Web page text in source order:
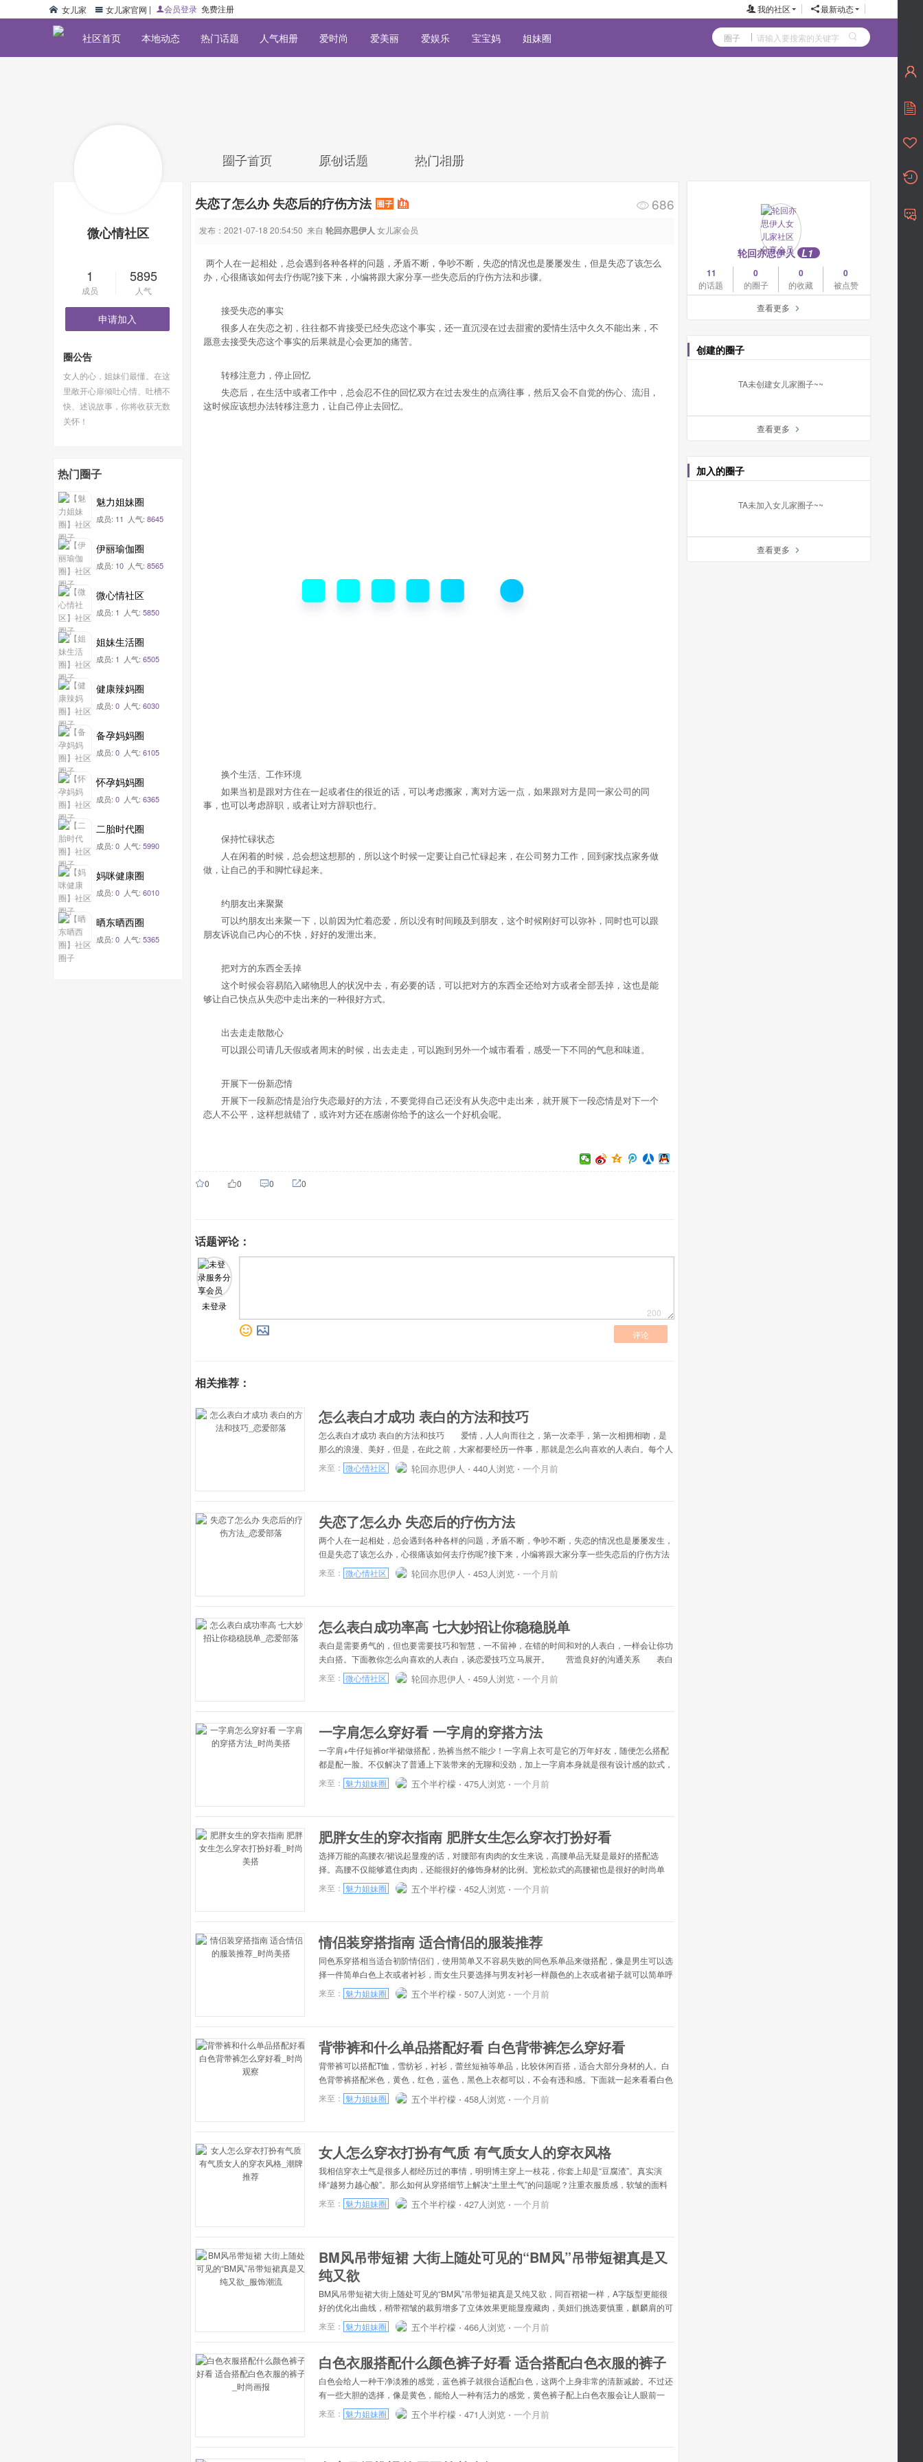
两个人在一起相处，总会遇到各种各样的问题，矛盾不断，争吵不断，失恋的情况也是屡屡发生，但是失恋了该怎么办，心很痛该如何去疗伤呢?接下来，小编将跟大家分享一些失恋后的疗伤方法和步骤。 接受失恋的事实
失恋了怎么办失恋后的疗伤方法_微心情_恋爱部落【微心情社区】
女儿家 女儿家官网 | 会员登录 免费注册 我的社区 最新动态
圈子
社区首页 本地动态 热门话题 人气相册 爱时尚 爱美丽 爱娱乐 宝宝妈 姐妹圈
圈子首页 原创话题 热门相册
微心情社区
1
成员
5895
人气
申请加入
圈公告
女人的心，姐妹们最懂。在这
里敞开心扉倾吐心情、吐槽不
快、述说故事，你将收获无数
关怀！
热门圈子
魅力姐妹圈
成员: 11 人气: 8645
伊丽瑜伽圈
成员: 10 人气: 8565
微心情社区
成员: 1 人气: 5850
姐妹生活圈
成员: 1 人气: 6505
健康辣妈圈
成员: 0 人气: 6030
备孕妈妈圈
成员: 0 人气: 6105
怀孕妈妈圈
成员: 0 人气: 6365
二胎时代圈
成员: 0 人气: 5990
妈咪健康圈
成员: 0 人气: 6010
晒东晒西圈
成员: 0 人气: 5365
失恋了怎么办 失恋后的疗伤方法 686
发布：2021-07-18 20:54:50 来自 轮回亦思伊人 女儿家会员
两个人在一起相处，总会遇到各种各样的问题，矛盾不断，争吵不断，失恋的情况也是屡屡发生，但是失恋了该怎么
办，心很痛该如何去疗伤呢?接下来，小编将跟大家分享一些失恋后的疗伤方法和步骤。
接受失恋的事实
很多人在失恋之初，往往都不肯接受已经失恋这个事实，还一直沉浸在过去甜蜜的爱情生活中久久不能出来，不
愿意去接受失恋这个事实的后果就是心会更加的痛苦。
转移注意力，停止回忆
失恋后，在生活中或者工作中，总会忍不住的回忆双方在过去发生的点滴往事，然后又会不自觉的伤心、流泪，
这时候应该想办法转移注意力，让自己停止去回忆。
换个生活、工作环境
如果当初是跟对方住在一起或者住的很近的话，可以考虑搬家，离对方远一点，如果跟对方是同一家公司的同
事，也可以考虑辞职，或者让对方辞职也行。
保持忙碌状态
人在闲着的时候，总会想这想那的，所以这个时候一定要让自己忙碌起来，在公司努力工作，回到家找点家务做
做，让自己的手和脚忙碌起来。
约朋友出来聚聚
可以约朋友出来聚一下，以前因为忙着恋爱，所以没有时间顾及到朋友，这个时候刚好可以弥补，同时也可以跟
朋友诉说自己内心的不快，好好的发泄出来。
把对方的东西全丢掉
这个时候会容易陷入睹物思人的状况中去，有必要的话，可以把对方的东西全还给对方或者全部丢掉，这也是能
够让自己快点从失恋中走出来的一种很好方式。
出去走走散散心
可以跟公司请几天假或者周末的时候，出去走走，可以跑到另外一个城市看看，感受一下不同的气息和味道。
开展下一份新恋情
开展下一段新恋情是治疗失恋最好的方法，不要觉得自己还没有从失恋中走出来，就开展下一段恋情是对下一个
恋人不公平，这样想就错了，或许对方还在感谢你给予的这么一个好机会呢。
û0 ñ0 0 0
话题评论：
未登录
200
评论
o p
相关推荐：
怎么表白才成功 表白的方法和技巧
怎么表白才成功 表白的方法和技巧 爱情，人人向而往之，第一次牵手，第一次相拥相吻，是
那么的浪漫、美好，但是，在此之前，大家都要经历一件事，那就是怎么向喜欢的人表白。每个人
的性格爱好不同，所以怎么向喜欢的人表白不可能千篇一律，所以没有最好的表白，只有最合适的
表白。针对自己及对方的情况，可以采取不同的方法和技巧。 找准时机 表白切忌一副张飞
来至： 微心情社区 轮回亦思伊人 ⋅ 440人浏览 ⋅ 一个月前
失恋了怎么办 失恋后的疗伤方法
两个人在一起相处，总会遇到各种各样的问题，矛盾不断，争吵不断，失恋的情况也是屡屡发生，
但是失恋了该怎么办，心很痛该如何去疗伤呢?接下来，小编将跟大家分享一些失恋后的疗伤方法
和步骤。 接受失恋的事实 很多人在失恋之初，往往都不肯接受已经失恋这个事实，还一直
沉浸在过去甜蜜的爱情生活中久久不能出来，不愿意去接受失恋这个事实的后果就是心会更加的痛
来至： 微心情社区 轮回亦思伊人 ⋅ 453人浏览 ⋅ 一个月前
怎么表白成功率高 七大妙招让你稳稳脱单
表白是需要勇气的，但也要需要技巧和智慧，一不留神，在错的时间和对的人表白，一样会让你功
夫白搭。下面教你怎么向喜欢的人表白，谈恋爱技巧立马展开。 营造良好的沟通关系 表白
之前需要与喜欢的人建立一个良好的沟通，那么怎么去建立沟通关系呢?比如通过QQ、电话、平时
聊天等方式，如果彼此沟通的时候对方总是爱理不理的，那么你就不要急于表白了，估计功的几率
来至： 微心情社区 轮回亦思伊人 ⋅ 459人浏览 ⋅ 一个月前
一字肩怎么穿好看 一字肩的穿搭方法
一字肩+牛仔短裤or半裙做搭配，热裤当然不能少！一字肩上衣可是它的万年好友，随便怎么搭配
都是配一脸。不仅解决了普通上下装带来的无聊和没劲，加上一字肩本身就是很有设计感的款式，
无需过多考虑单品搭配就已经非常吸睛了！虽然露脐一字肩很好看，但是没有马甲线多少还差点意
思。不过也不用担心，针对宽大的衬衫款式，经典的上衣塞进裤子里的穿法也同样适用哦，唉，谁
来至： 魅力姐妹圈 五个半柠檬 ⋅ 475人浏览 ⋅ 一个月前
肥胖女生的穿衣指南 肥胖女生怎么穿衣打扮好看
选择万能的高腰衣/裙说起显瘦的话，对腰部有肉肉的女生来说，高腰单品无疑是最好的搭配选
择。高腰不仅能够遮住肉肉，还能很好的修饰身材的比例。宽松款式的高腰裙也是很好的时尚单
品，能够让很多女生多余肉肉隐形起来。显瘦的裤子即使是一个胖女人，在穿衣搭配上，也要保持
着自己的风格。黑色是永恒的显瘦颜色，黑色的裤子/丝袜！你的衣橱有没有一条呢？简约的服装
来至： 魅力姐妹圈 五个半柠檬 ⋅ 452人浏览 ⋅ 一个月前
情侣装穿搭指南 适合情侣的服装推荐
同色系穿搭相当适合初阶情侣们，使用简单又不容易失败的同色系单品来做搭配，像是男生可以选
择一件简单白色上衣或者衬衫，而女生只要选择与男友衬衫一样颜色的上衣或者裙子就可以简单呼
应。女生想要穿上粉红色小洋装与男友搭配，运用一点同色系搭配，男友也可以尝试这种色系，能
迎合女友想要低调示爱的少女心。上衣下身颠倒穿搭使用色系颠倒的方式来做搭配看似不经意其实
来至： 魅力姐妹圈 五个半柠檬 ⋅ 507人浏览 ⋅ 一个月前
背带裤和什么单品搭配好看 白色背带裤怎么穿好看
背带裤可以搭配T恤，雪纺衫，衬衫，蕾丝短袖等单品，比较休闲百搭，适合大部分身材的人。白
色背带裤搭配米色，黄色，红色，蓝色，黑色上衣都可以，不会有违和感。下面就一起来看看白色
背带裤怎么搭配吧！黑色T恤要说最百搭的颜色非黑色莫属，黑色T恤简单又显瘦，搭配一条白色背
带裤正合适。浅蓝色圆领卫衣圆领卫衣相比于连帽卫衣款式更加简单一些，春秋季的时候用浅蓝色
来至： 魅力姐妹圈 五个半柠檬 ⋅ 458人浏览 ⋅ 一个月前
女人怎么穿衣打扮有气质 有气质女人的穿衣风格
我相信穿衣土气是很多人都经历过的事情，明明博主穿上一枝花，你套上却是“豆腐渣”。真实演
绎“越努力越心酸”。那么如何从穿搭细节上解决“土里土气”的问题呢？注重衣服质感，软皱的面料
显廉价：首先尽量避免面料宜皱、易变形的衣服，即使款式再好看，我们普通人穿上也容易像丐帮
长老。要是身材再差点，基本上是“腊肉身上挂”。所以穿衣服要抛弃廉价的单品。衣服颜色饱和度
来至： 魅力姐妹圈 五个半柠檬 ⋅ 427人浏览 ⋅ 一个月前
BM风吊带短裙 大街上随处可见的“BM风”吊带短裙真是又
纯又欲
BM风吊带短裙大街上随处可见的“BM风”吊带短裙真是又纯又欲，同百褶裙一样，A字版型更能很
好的优化出曲线，稍带褶皱的裁剪增多了立体效果更能显瘦藏肉，美妞们挑选要慎重，麒麟肩的可
以挑选窄边或者可以自行调节的肩带，可以缩小肩部范围。BM风白色吊带+牛仔阔腿裤“BM风”白
色吊带可以拉长上部分的身材比例，搭配牛仔阔腿裤会使得腿修长。提高身高比例。整个人看起来
飘。搭配短裤更能显得青春有活力。适合矮个子女生。可以很好的显胸部。BM风香
来至： 魅力姐妹圈 五个半柠檬 ⋅ 466人浏览 ⋅ 一个月前
白色衣服搭配什么颜色裤子好看 适合搭配白色衣服的裤子
白色会给人一种干净淡雅的感觉，蓝色裤子就很合适配白色，这两个上身非常的清新减龄。不过还
有一些大胆的选择，像是黄色，能给人一种有活力的感觉，黄色裤子配上白色衣服会让人眼前一
亮。另外还有撞色系的搭配可以选择，黑白就是最常见的撞色系，能给人一种鲜明的对比，所以黑
色裤子也是搭配白色衣服的上佳选择。白色上衣+红色休闲裤白色上衣用什么颜色的裤子搭配好
来至： 魅力姐妹圈 五个半柠檬 ⋅ 471人浏览 ⋅ 一个月前
轮回亦思伊人 L1
11
的话题
0
的圈子
0
的收藏
0
被点赞
查看更多
a
创建的圈子
TA未创建女儿家圈子~~
查看更多 a
加入的圈子
TA未加入女儿家圈子~~
查看更多 a